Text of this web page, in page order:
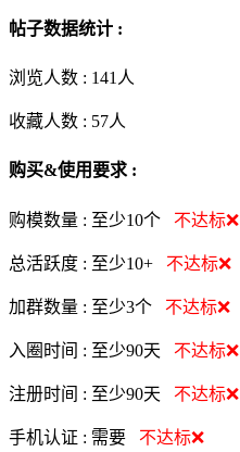
帖子数据统计 :
浏览人数 : 141人
收藏人数 : 57人
购买&使用要求 :
购模数量 : 至少10个 不达标❌
总活跃度 : 至少10+ 不达标❌
加群数量 : 至少3个 不达标❌
入圈时间 : 至少90天 不达标❌
注册时间 : 至少90天 不达标❌
手机认证 : 需要 不达标❌